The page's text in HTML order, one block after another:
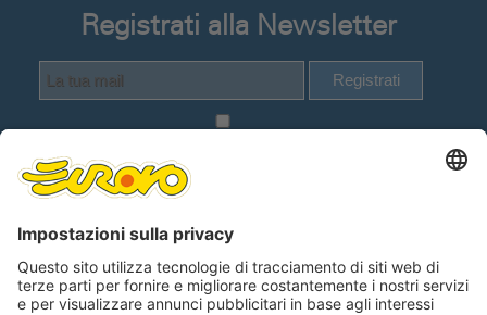
Registrati alla Newsletter
Registrati
laInformativa Privacy Utenti del sito web
Lingue